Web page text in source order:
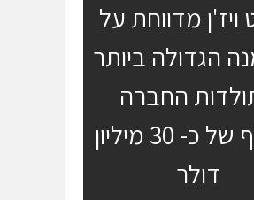
מדווחת על
הגדולה ביותר
החברה
בהיקף של כ- 30 מיליון
דולר